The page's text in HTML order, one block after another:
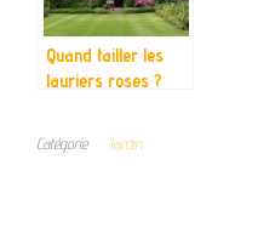
Quand tailler les
lauriers roses ?
plants vigoureux
Catégorie Jardin